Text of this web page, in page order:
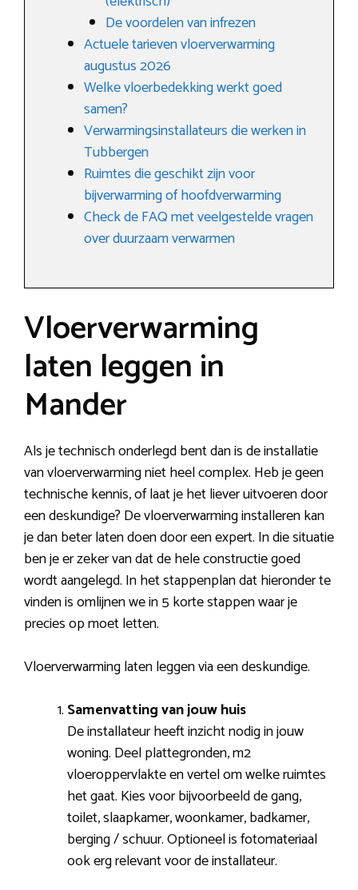
De voordelen van infrezen
Actuele tarieven vloerverwarming
augustus 2026
Welke vloerbedekking werkt goed
samen?
Verwarmingsinstallateurs die werken in
Tubbergen
Ruimtes die geschikt zijn voor
bijverwarming of hoofdverwarming
Check de FAQ met veelgestelde vragen
over duurzaam verwarmen
Vloerverwarming
laten leggen in
Mander
Als je technisch onderlegd bent dan is de installatie
van vloerverwarming niet heel complex. Heb je geen
technische kennis, of laat je het liever uitvoeren door
een deskundige? De vloerverwarming installeren kan
je dan beter laten doen door een expert. In die situatie
ben je er zeker van dat de hele constructie goed
wordt aangelegd. In het stappenplan dat hieronder te
vinden is omlijnen we in 5 korte stappen waar je
precies op moet letten.
Vloerverwarming laten leggen via een deskundige.
Samenvatting van jouw huis
De installateur heeft inzicht nodig in jouw
woning. Deel plattegronden, m2
vloeroppervlakte en vertel om welke ruimtes
het gaat. Kies voor bijvoorbeeld de gang,
toilet, slaapkamer, woonkamer, badkamer,
berging / schuur. Optioneel is fotomateriaal
ook erg relevant voor de installateur.